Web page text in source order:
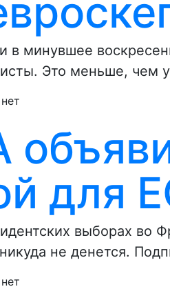
в минувшее
Это меньше, чем
для
выборах во
не денется.